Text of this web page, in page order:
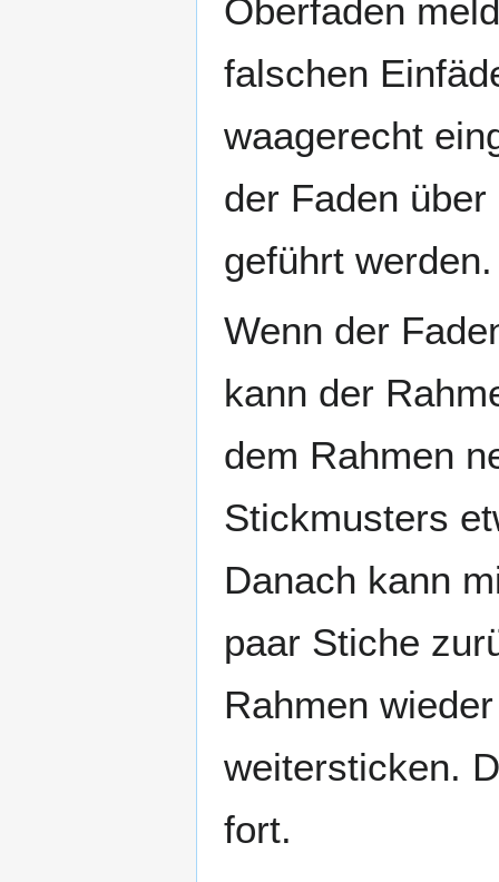
Oberfaden
falschen
waagerecht
der Faden
geführt werden.
Wenn der
kann der
dem Rahmen
Stickmusters
Danach kann
paar Stiche
Rahmen
weitersticken.
fort.